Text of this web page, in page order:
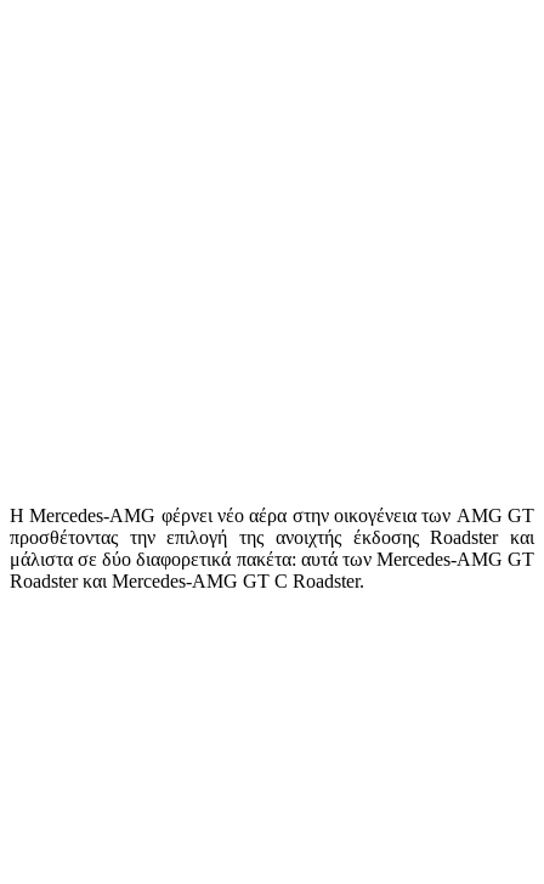
Η Mercedes-AMG φέρνει νέο αέρα στην οικογένεια των AMG GT
προσθέτοντας την επιλογή της ανοιχτής έκδοσης Roadster και
μάλιστα σε δύο διαφορετικά πακέτα: αυτά των Mercedes-AMG GT
Roadster και Mercedes-AMG GT C Roadster.